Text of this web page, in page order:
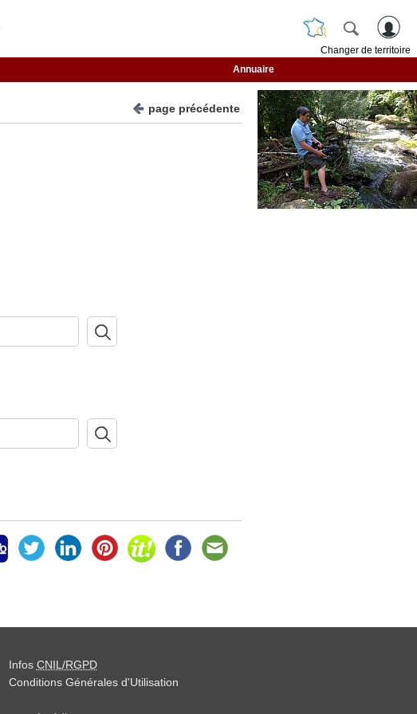
Changer de territoire
Annuaire
page précédente
Infos CNIL/RGPD
Conditions Générales d'Utilisation